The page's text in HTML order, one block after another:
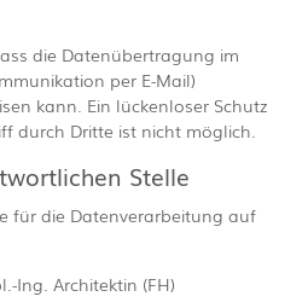
die Datenübertragung im
per E-Mail)
kann. Ein lückenloser Schutz
durch Dritte ist nicht möglich.
Stelle
für die Datenverarbeitung auf
Ing. Architektin (FH)